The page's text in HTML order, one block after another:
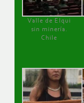
Valle de Elqui
sin minería.
Chile